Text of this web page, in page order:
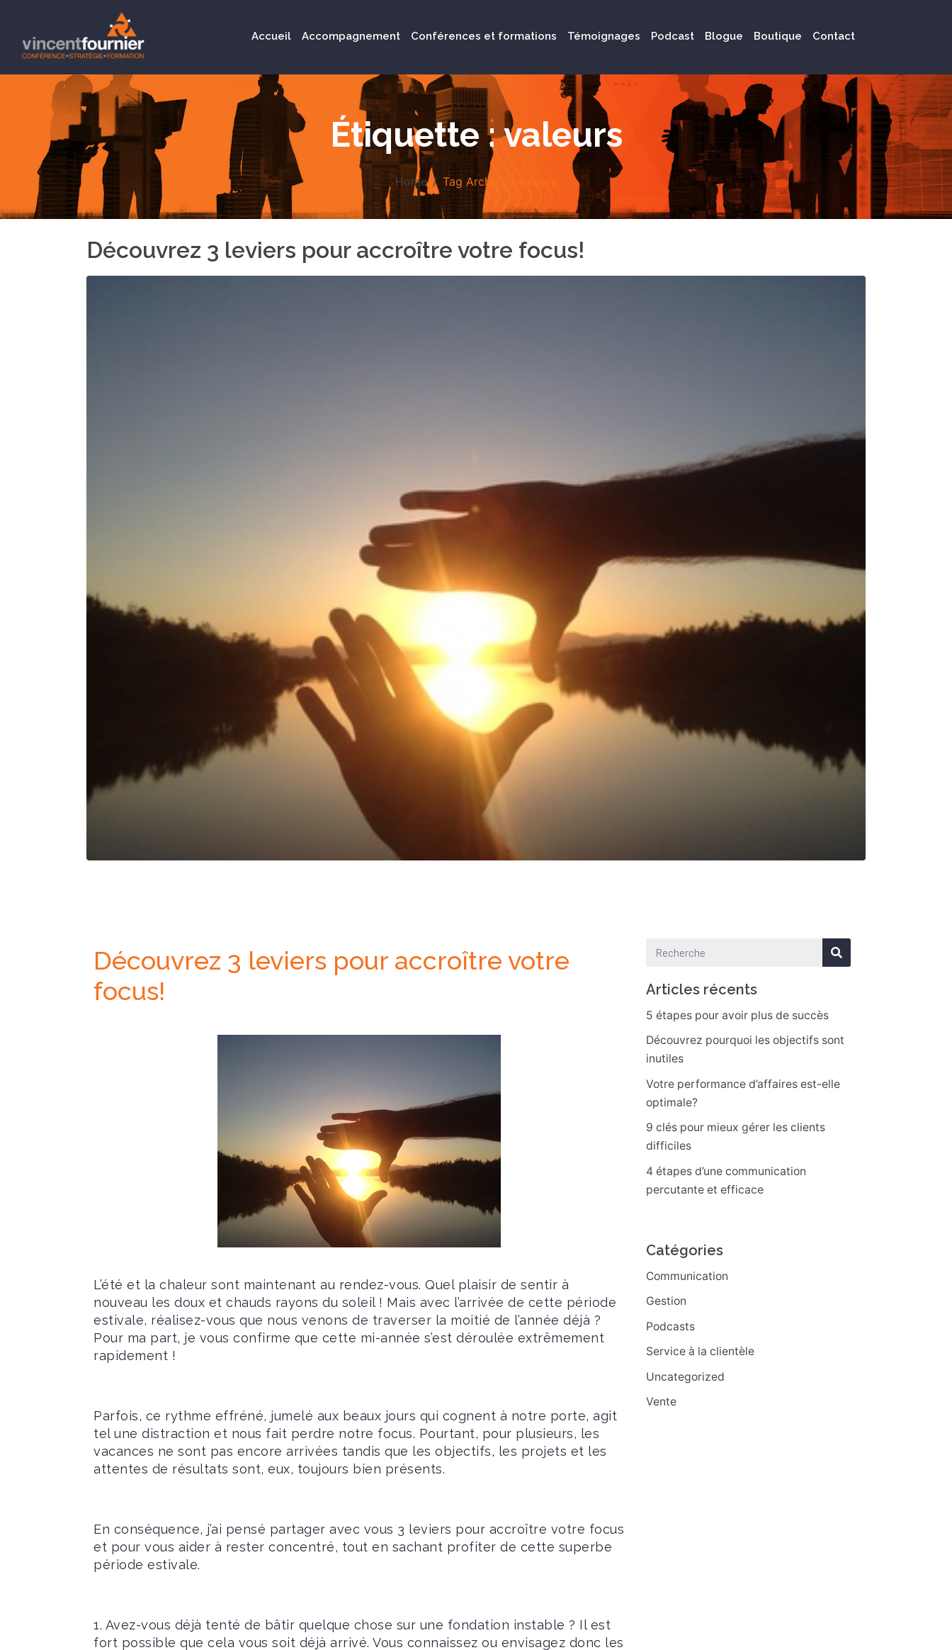
Accueil Accompagnement Conférences et formations Témoignages Podcast Blogue Boutique Contact
Étiquette :valeurs
Home Tag Archives: valeurs
Découvrez 3 leviers pour accroître votre focus!
Découvrez 3 leviers pour accroître votre
focus!
L’été et la chaleur sont maintenant au rendez-vous. Quel plaisir de sentir à
nouveau les doux et chauds rayons du soleil ! Mais avec l’arrivée de cette période
estivale, réalisez-vous que nous venons de traverser la moitié de l’année déjà ?
Pour ma part, je vous confirme que cette mi-année s’est déroulée extrêmement
rapidement !
Parfois, ce rythme effréné, jumelé aux beaux jours qui cognent à notre porte, agit
tel une distraction et nous fait perdre notre focus. Pourtant, pour plusieurs, les
vacances ne sont pas encore arrivées tandis que les objectifs, les projets et les
attentes de résultats sont, eux, toujours bien présents.
En conséquence, j’ai pensé partager avec vous 3 leviers pour accroître votre focus
et pour vous aider à rester concentré, tout en sachant profiter de cette superbe
période estivale.
1. Avez-vous déjà tenté de bâtir quelque chose sur une fondation instable ? Il est
fort possible que cela vous soit déjà arrivé. Vous connaissez ou envisagez donc les
Articles récents
5 étapes pour avoir plus de succès
Découvrez pourquoi les objectifs sont
inutiles
Votre performance d’affaires est-elle
optimale?
9 clés pour mieux gérer les clients
difficiles
4 étapes d’une communication
percutante et efficace
Catégories
Communication
Gestion
Podcasts
Service à la clientèle
Uncategorized
Vente